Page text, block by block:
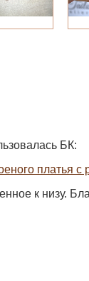
БК:
платья с
к низу.